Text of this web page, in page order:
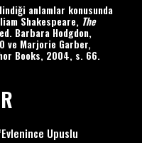
anlamlar konusunda
Shakespeare, The
Barbara Hodgdon,
ve Marjorie Garber,
Books, 2004, s. 66.
Upuslu